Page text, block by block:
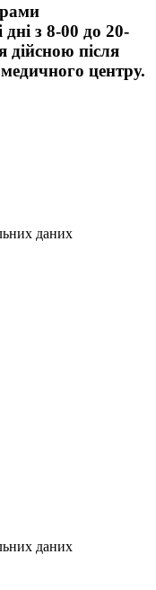
з 8-00 до 20-
дійсною після
центру.
даних
даних